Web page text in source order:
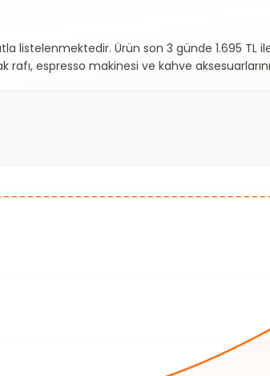
Ürün son 3 günde 1.695 TL ile
espresso makinesi ve kahve